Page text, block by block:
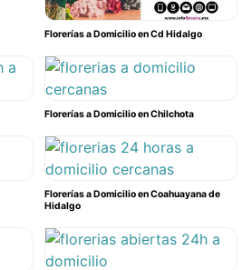
Florerías a Domicilio en Cd Hidalgo
Florerías a Domicilio en Chilchota
Florerías a Domicilio en Coahuayana de
Hidalgo